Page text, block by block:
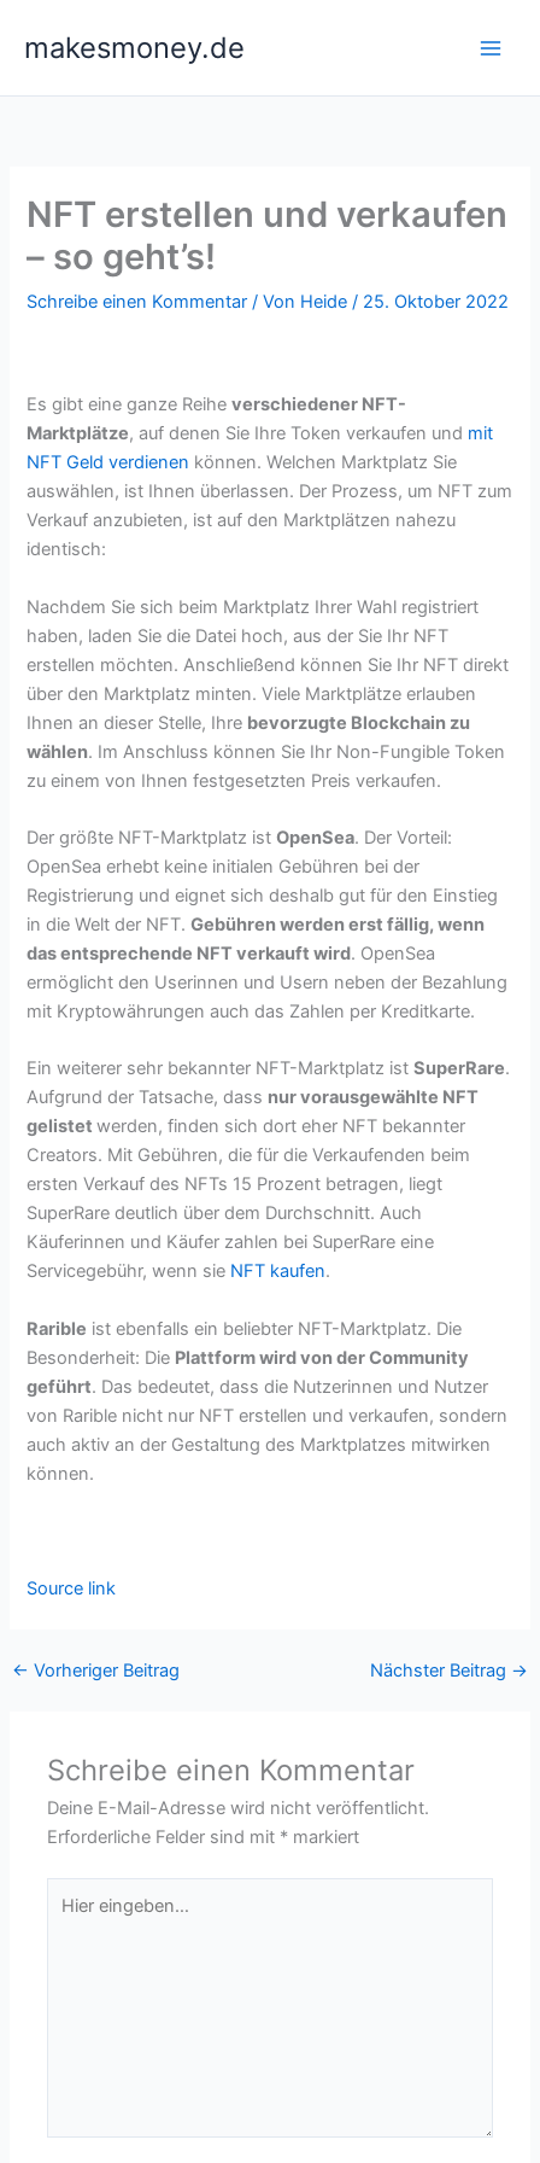
Inhaltmakesmoney.de
NFT erstellen und verkaufen
– so geht’s!
Schreibe einen Kommentar / Von Heide/ 25. Oktober 2022
Es gibt eine ganze Reiheverschiedener NFT-
Marktplätze, auf denen Sie Ihre Token verkaufen und mit
NFT Geld verdienen können. Welchen Marktplatz Sie
auswählen, ist Ihnen überlassen. Der Prozess, um NFT zum
Verkauf anzubieten, ist auf den Marktplätzen nahezu
identisch:
Nachdem Sie sich beim Marktplatz Ihrer Wahl registriert
haben, laden Sie die Datei hoch, aus der Sie Ihr NFT
erstellen möchten. Anschließend können Sie Ihr NFT direkt
über den Marktplatz minten. Viele Marktplätze erlauben
Ihnen an dieser Stelle, Ihre bevorzugte Blockchain zu
wählen. Im Anschluss können Sie Ihr Non-Fungible Token
zu einem von Ihnen festgesetzten Preis verkaufen.
Der größte NFT-Marktplatz istOpenSea. Der Vorteil:
OpenSea erhebt keine initialen Gebühren bei der
Registrierung und eignet sich deshalb gut für den Einstieg
in die Welt der NFT.Gebühren werden erst fällig, wenn
das entsprechende NFT verkauft wird. OpenSea
ermöglicht den Userinnen und Usern neben der Bezahlung
mit Kryptowährungen auch das Zahlen per Kreditkarte.
Ein weiterer sehr bekannter NFT-Marktplatz istSuperRare.
Aufgrund der Tatsache, dass nur vorausgewählte NFT
gelistetwerden, finden sich dort eher NFT bekannter
Creators. Mit Gebühren, die für die Verkaufenden beim
ersten Verkauf des NFTs 15 Prozent betragen, liegt
SuperRare deutlich über dem Durchschnitt. Auch
Käuferinnen und Käufer zahlen bei SuperRare eine
Servicegebühr, wenn sie NFT kaufen.
Rarible ist ebenfalls ein beliebter NFT-Marktplatz. Die
Besonderheit: Die Plattform wird von der Community
geführt. Das bedeutet, dass die Nutzerinnen und Nutzer
von Rarible nicht nur NFT erstellen und verkaufen, sondern
auch aktiv an der Gestaltung des Marktplatzes mitwirken
können.
Source link
← Vorheriger Beitrag Nächster Beitrag →
Schreibe einen Kommentar
Deine E-Mail-Adresse wird nicht veröffentlicht.
Erforderliche Felder sind mit * markiert
eingeben…